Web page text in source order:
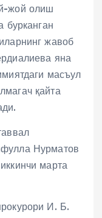
жой олиш
бурканган
жавоб
яна
масъул
қайта
Нурматов
марта
И. Б.